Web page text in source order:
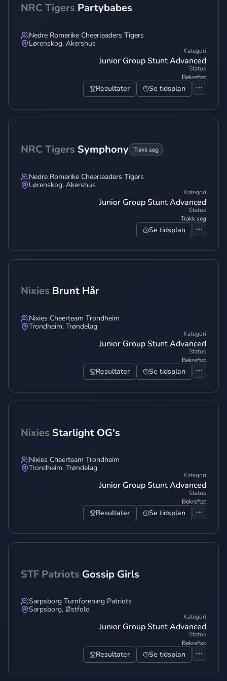
NRC Tigers Partybabes
Nedre Romerike Cheerleaders Tigers
Lørenskog, Akershus
Kategori
Junior Group Stunt Advanced
Status
Bekreftet
Resultater Se tidsplan
NRC Tigers Symphony Trakk seg
Nedre Romerike Cheerleaders Tigers
Lørenskog, Akershus
Kategori
Junior Group Stunt Advanced
Status
Trakk seg
Se tidsplan
Nixies Brunt Hår
Nixies Cheerteam Trondheim
Trondheim, Trøndelag
Kategori
Junior Group Stunt Advanced
Status
Bekreftet
Resultater Se tidsplan
Nixies Starlight OG's
Nixies Cheerteam Trondheim
Trondheim, Trøndelag
Kategori
Junior Group Stunt Advanced
Status
Bekreftet
Resultater Se tidsplan
STF Patriots Gossip Girls
Sarpsborg Turnforening Patriots
Sarpsborg, Østfold
Kategori
Junior Group Stunt Advanced
Status
Bekreftet
Resultater Se tidsplan